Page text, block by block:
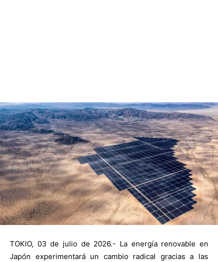
TOKIO, 03 de julio de 2026.- La energía renovable en
Japón experimentará un cambio radical gracias a las